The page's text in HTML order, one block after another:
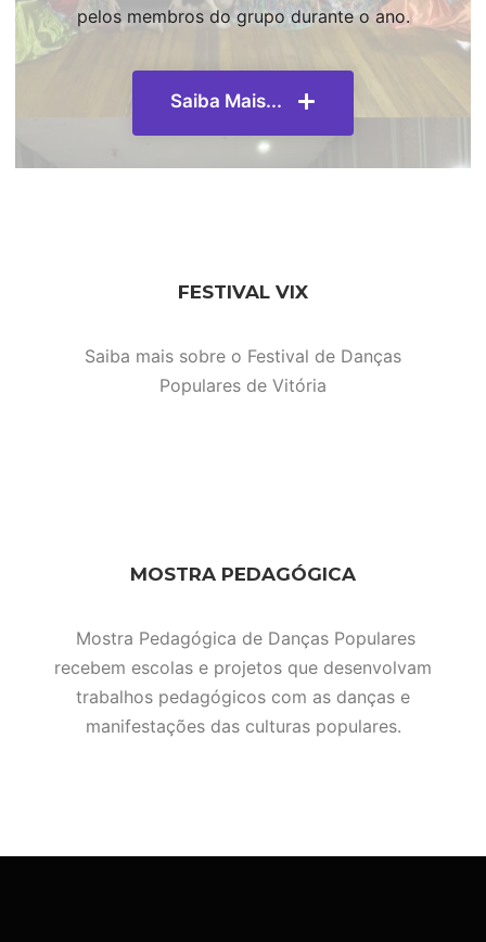
pelos membros do grupo durante o ano.
Saiba Mais...
FESTIVAL VIX
Saiba mais sobre o Festival de Danças
Populares de Vitória
MOSTRA PEDAGÓGICA
Mostra Pedagógica de Danças Populares
recebem escolas e projetos que desenvolvam
trabalhos pedagógicos com as danças e
manifestações das culturas populares.